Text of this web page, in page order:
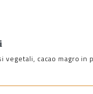
vegetali, cacao magro